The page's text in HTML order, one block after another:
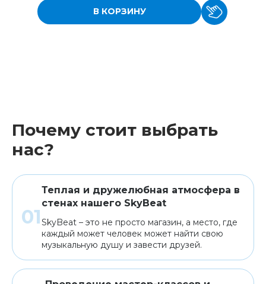
В КОРЗИНУ
Почему стоит выбрать
нас?
Теплая и дружелюбная атмосфера в
стенах нашего SkyBeat
SkyBeat – это не просто магазин, а место, где
каждый может человек может найти свою
музыкальную душу и завести друзей.